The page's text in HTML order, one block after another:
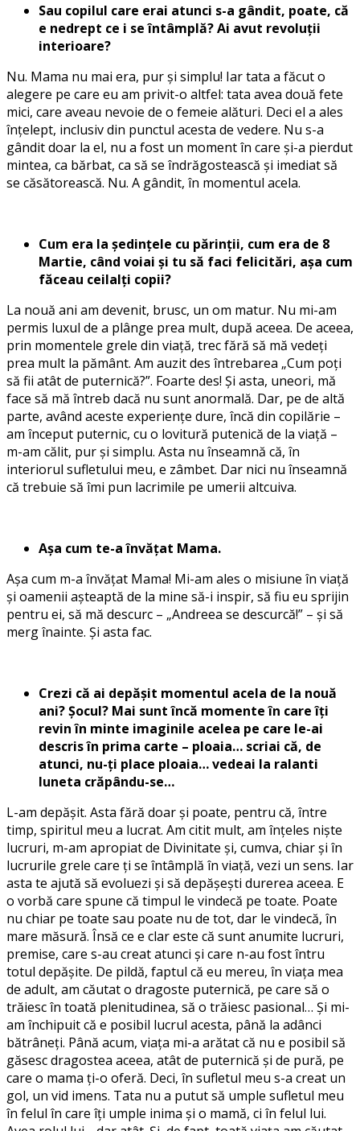
Sau copilul care erai atunci s-a gândit, poate, că
e nedrept ce i se întâmplă? Ai avut revoluții
interioare?
Nu. Mama nu mai era, pur și simplu! Iar tata a făcut o
alegere pe care eu am privit-o altfel: tata avea două fete
mici, care aveau nevoie de o femeie alături. Deci el a ales
înțelept, inclusiv din punctul acesta de vedere. Nu s-a
gândit doar la el, nu a fost un moment în care și-a pierdut
mintea, ca bărbat, ca să se îndrăgostească și imediat să
se căsătorească. Nu. A gândit, în momentul acela.
Cum era la ședințele cu părinții, cum era de 8
Martie, când voiai și tu să faci felicitări, așa cum
făceau ceilalți copii?
La nouă ani am devenit, brusc, un om matur. Nu mi-am
permis luxul de a plânge prea mult, după aceea. De aceea,
prin momentele grele din viață, trec fără să mă vedeți
prea mult la pământ. Am auzit des întrebarea „Cum poți
să fii atât de puternică?”. Foarte des! Și asta, uneori, mă
face să mă întreb dacă nu sunt anormală. Dar, pe de altă
parte, având aceste experiențe dure, încă din copilărie –
am început puternic, cu o lovitură putenică de la viață –
m-am călit, pur și simplu. Asta nu înseamnă că, în
interiorul sufletului meu, e zâmbet. Dar nici nu înseamnă
că trebuie să îmi pun lacrimile pe umerii altcuiva.
Așa cum te-a învățat Mama.
Așa cum m-a învățat Mama! Mi-am ales o misiune în viață
și oamenii așteaptă de la mine să-i inspir, să fiu eu sprijin
pentru ei, să mă descurc – „Andreea se descurcă!” – și să
merg înainte. Și asta fac.
Crezi că ai depășit momentul acela de la nouă
ani? Șocul? Mai sunt încă momente în care îți
revin în minte imaginile acelea pe care le-ai
descris în prima carte – ploaia… scriai că, de
atunci, nu-ți place ploaia… vedeai la ralanti
luneta crăpându-se…
L-am depășit. Asta fără doar și poate, pentru că, între
timp, spiritul meu a lucrat. Am citit mult, am înțeles niște
lucruri, m-am apropiat de Divinitate și, cumva, chiar și în
lucrurile grele care ți se întâmplă în viață, vezi un sens. Iar
asta te ajută să evoluezi și să depășești durerea aceea. E
o vorbă care spune că timpul le vindecă pe toate. Poate
nu chiar pe toate sau poate nu de tot, dar le vindecă, în
mare măsură. Însă ce e clar este că sunt anumite lucruri,
premise, care s-au creat atunci și care n-au fost întru
totul depășite. De pildă, faptul că eu mereu, în viața mea
de adult, am căutat o dragoste puternică, pe care să o
trăiesc în toată plenitudinea, să o trăiesc pasional… Și mi-
am închipuit că e posibil lucrul acesta, până la adânci
bătrâneți. Până acum, viața mi-a arătat că nu e posibil să
găsesc dragostea aceea, atât de puternică și de pură, pe
care o mama ți-o oferă. Deci, în sufletul meu s-a creat un
gol, un vid imens. Tata nu a putut să umple sufletul meu
în felul în care îți umple inima și o mamă, ci în felul lui.